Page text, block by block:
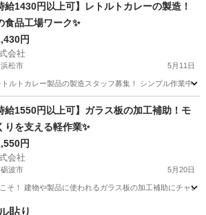
給1430円以上可】レトルトカレーの製造！
食品工場ワーク✨
円
会社
松市 5月11日
ルトカレー製品の製造スタッフ募集！ シンプル作業中
給1550円以上可】ガラス板の加工補助！モ
りを支える軽作業✨
円
会社
波市 5月20日
そ！ 建物や製品に使われるガラス板の加工補助にチャ
貼り